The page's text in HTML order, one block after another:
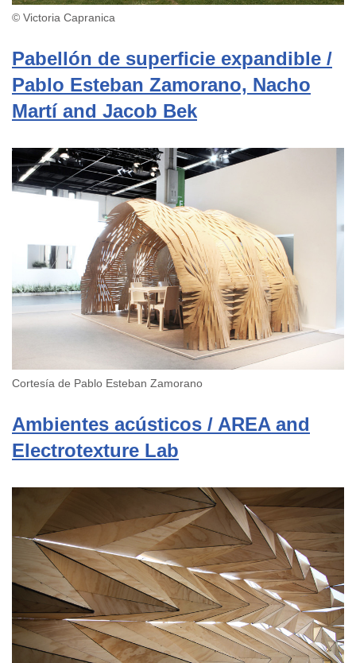
© Victoria Capranica
Pabellón de superficie expandible /
Pablo Esteban Zamorano, Nacho
Martí and Jacob Bek
Cortesía de Pablo Esteban Zamorano
Ambientes acústicos / AREA and
Electrotexture Lab